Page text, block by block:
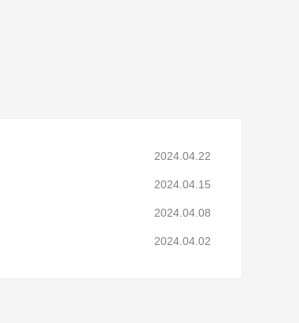
2024.04.22
2024.04.15
2024.04.08
2024.04.02